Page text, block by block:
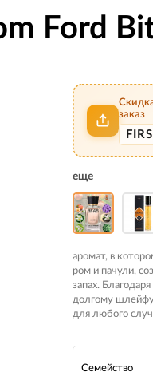
Ford
заказ
еще
аромат, в
ром и пачули,
запах.
долгому
для любого
Семейство